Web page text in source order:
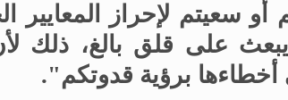
أو سعيتم لإحراز المعايير
على قلق بالغ، ذلك لأن
أخطاءها برؤية قدوتكم".